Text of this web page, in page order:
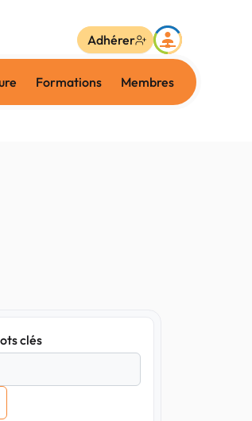
Formations Membres
Adhérer
clés